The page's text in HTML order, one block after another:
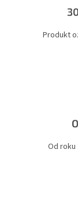
Produkt
Od